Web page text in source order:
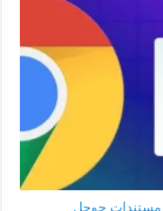
جوجل